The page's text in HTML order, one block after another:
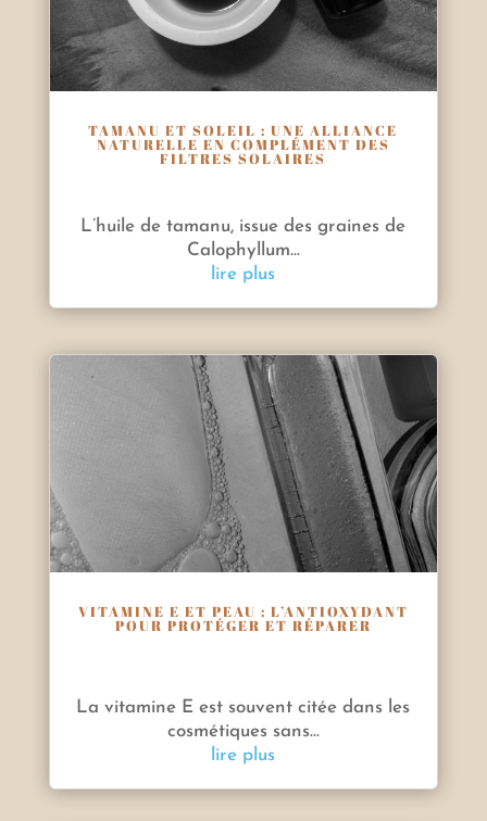
TAMANU ET SOLEIL : UNE ALLIANCE
NATURELLE EN COMPLÉMENT DES
FILTRES SOLAIRES
L’huile de tamanu, issue des graines de
Calophyllum...
lire plus
VITAMINE E ET PEAU : L’ANTIOXYDANT
POUR PROTÉGER ET RÉPARER
La vitamine E est souvent citée dans les
cosmétiques sans...
lire plus